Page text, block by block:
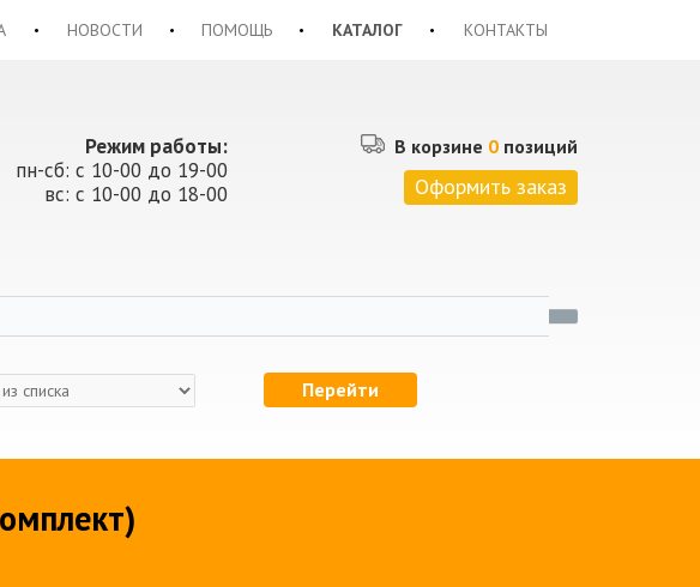
НОВОСТИ ПОМОЩЬ КАТАЛОГ КОНТАКТЫ
Режим работы:
пн-сб: с 10-00 до 19-00
вс: с 10-00 до 18-00
В корзине 0 позиций
Оформить заказ
Перейти